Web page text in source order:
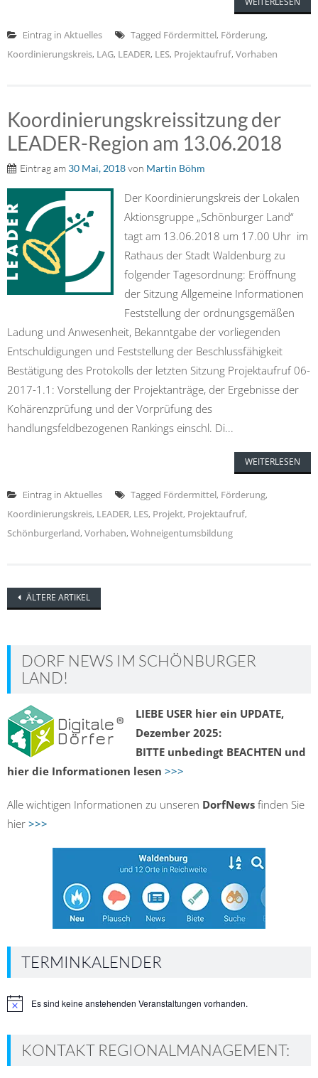
Eintrag in Aktuelles Tagged Fördermittel, Förderung,
Koordinierungskreis, LAG, LEADER, LES, Projektaufruf, Vorhaben
Koordinierungskreissitzung der
LEADER-Region am 13.06.2018
Eintrag am 30 Mai, 2018von Martin Böhm
Der Koordinierungskreis der Lokalen
Aktionsgruppe „Schönburger Land“
tagt am 13.06.2018 um 17.00 Uhr im
Rathaus der Stadt Waldenburg zu
folgender Tagesordnung: Eröffnung
der Sitzung Allgemeine Informationen
Feststellung der ordnungsgemäßen
Ladung und Anwesenheit, Bekanntgabe der vorliegenden
Entschuldigungen und Feststellung der Beschlussfähigkeit
Bestätigung des Protokolls der letzten Sitzung Projektaufruf 06-
2017-1.1: Vorstellung der Projektanträge, der Ergebnisse der
Kohärenzprüfung und der Vorprüfung des
handlungsfeldbezogenen Rankings einschl. Di...
WEITERLESEN
Eintrag in Aktuelles Tagged Fördermittel, Förderung,
Koordinierungskreis, LEADER, LES, Projekt, Projektaufruf,
Schönburgerland, Vorhaben, Wohneigentumsbildung
Posts
ÄLTERE ARTIKEL
DORF NEWS IM SCHÖNBURGER
LAND!
LIEBE USER hier ein UPDATE,
Dezember 2025:
BITTE unbedingt BEACHTEN und
hier die Informationen lesen >>>
Alle wichtigen Informationen zu unseren DorfNews finden Sie
hier >>>
TERMINKALENDER
HinweisEs sind keine anstehenden Veranstaltungen vorhanden.
KONTAKT REGIONALMANAGEMENT: